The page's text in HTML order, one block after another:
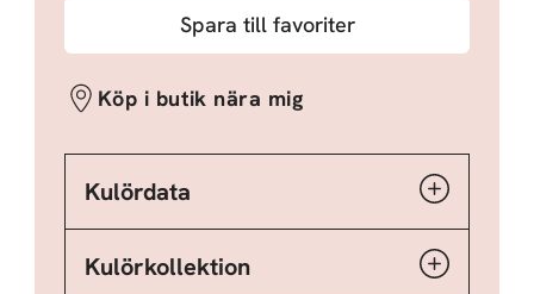
Spara till favoriter
Köp i butik nära mig
Kulördata
Kulörkollektion